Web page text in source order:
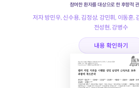
참여한 환자를 대상으로 한 후향적
저자 방민우, 신수용, 김정상, 강민휘, 이동훈,
전성현, 강병수
내용 확인하기